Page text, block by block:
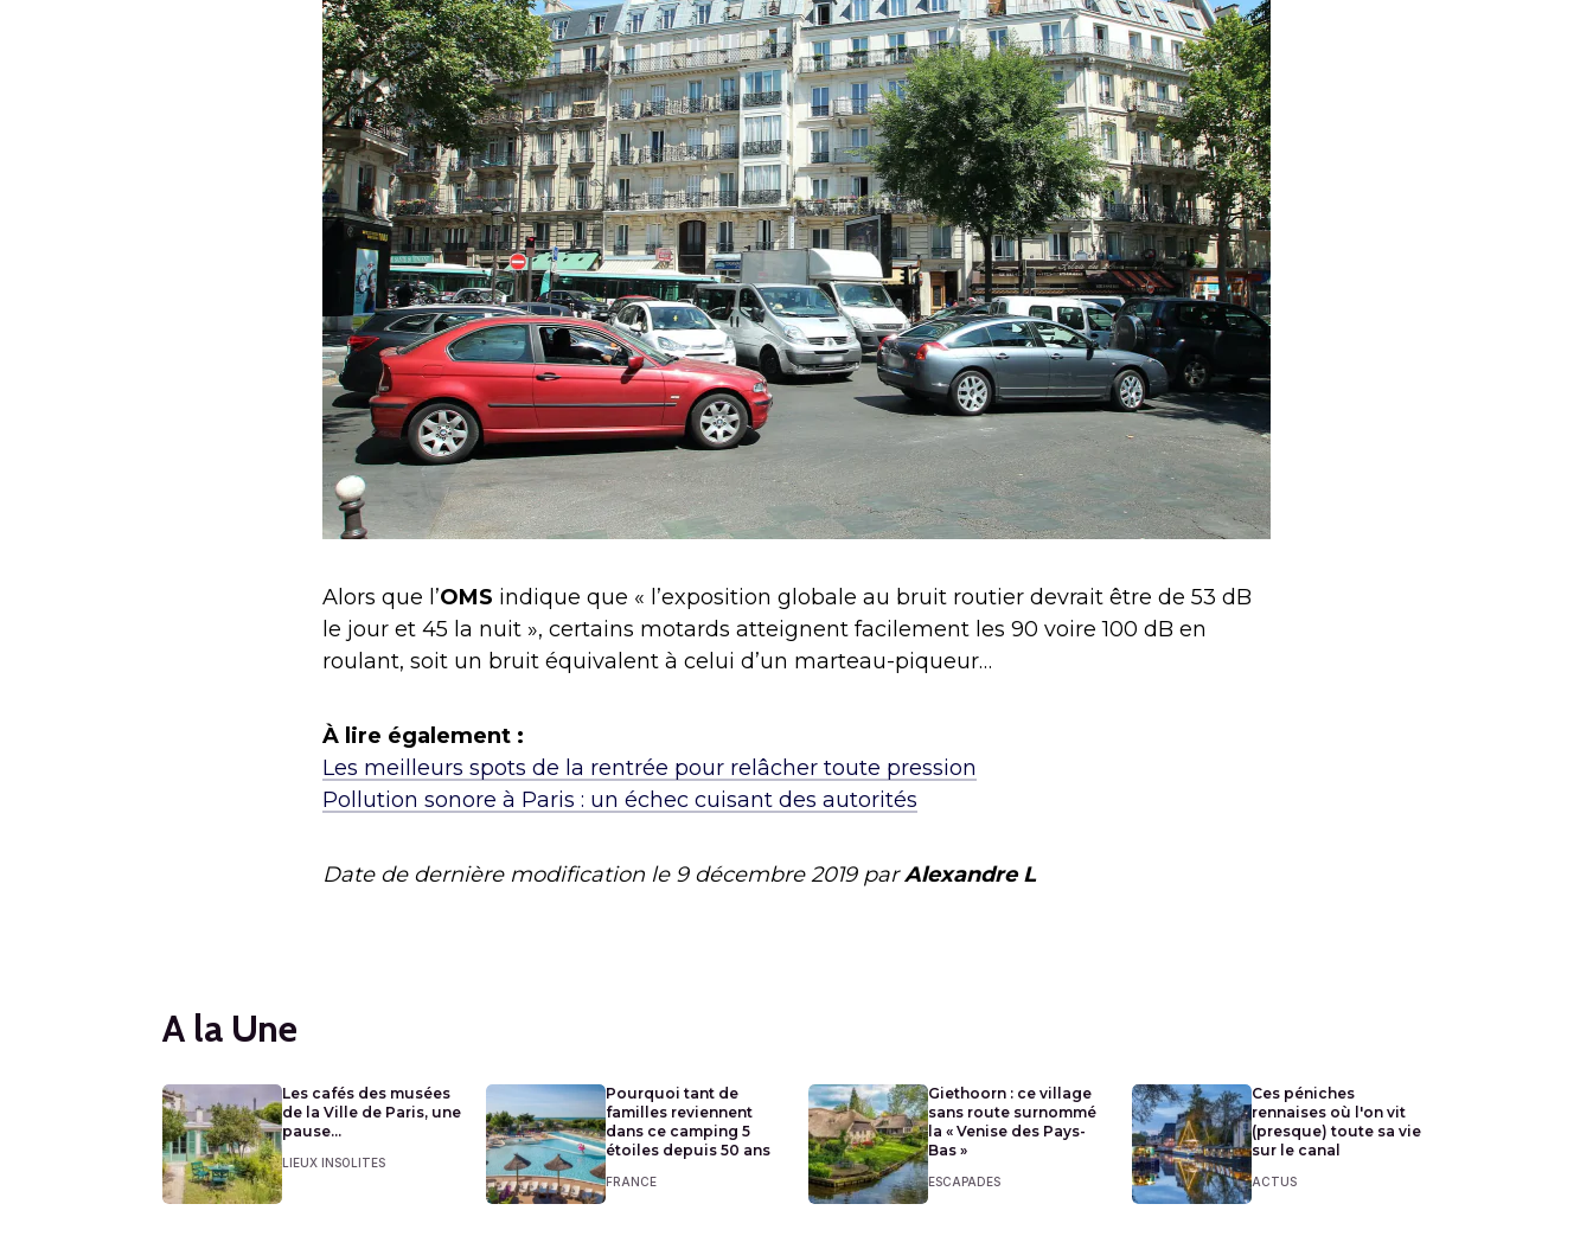
Alors que l’OMS indique que « l’exposition globale au bruit routier devrait être de 53 dB
le jour et 45 la nuit », certains motards atteignent facilement les 90 voire 100 dB en
roulant, soit un bruit équivalent à celui d’un marteau-piqueur…
À lire également :
Les meilleurs spots de la rentrée pour relâcher toute pression
Pollution sonore à Paris : un échec cuisant des autorités
Date de dernière modification le 9 décembre 2019 parAlexandre L
A la Une
Les cafés des musées
de la Ville de Paris, une
pause...
LIEUX INSOLITES
Pourquoi tant de
familles reviennent
dans ce camping 5
étoiles depuis 50 ans
FRANCE
Giethoorn : ce village
sans route surnommé
la « Venise des Pays-
Bas »
ESCAPADES
Ces péniches
rennaises où l'on vit
(presque) toute sa vie
sur le canal
ACTUS